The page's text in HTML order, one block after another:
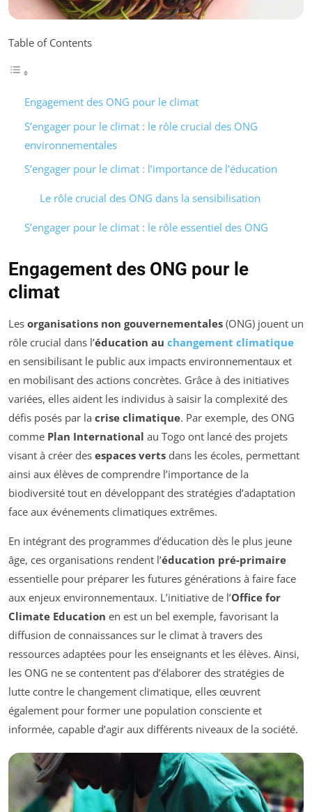
Table of Contents
Engagement des ONG pour le climat
S’engager pour le climat : le rôle crucial des ONG
environnementales
S’engager pour le climat : l’importance de l’éducation
Le rôle crucial des ONG dans la sensibilisation
S’engager pour le climat : le rôle essentiel des ONG
Engagement des ONG pour le
climat
Les organisations non gouvernementales (ONG) jouent un
rôle crucial dans l’éducation au changement climatique
en sensibilisant le public aux impacts environnementaux et
en mobilisant des actions concrètes. Grâce à des initiatives
variées, elles aident les individus à saisir la complexité des
défis posés par la crise climatique. Par exemple, des ONG
comme Plan International au Togo ont lancé des projets
visant à créer des espaces verts dans les écoles, permettant
ainsi aux élèves de comprendre l’importance de la
biodiversité tout en développant des stratégies d’adaptation
face aux événements climatiques extrêmes.
En intégrant des programmes d’éducation dès le plus jeune
âge, ces organisations rendent l’éducation pré-primaire
essentielle pour préparer les futures générations à faire face
aux enjeux environnementaux. L’initiative de l’Office for
Climate Education en est un bel exemple, favorisant la
diffusion de connaissances sur le climat à travers des
ressources adaptées pour les enseignants et les élèves. Ainsi,
les ONG ne se contentent pas d’élaborer des stratégies de
lutte contre le changement climatique, elles œuvrent
également pour former une population consciente et
informée, capable d’agir aux différents niveaux de la société.